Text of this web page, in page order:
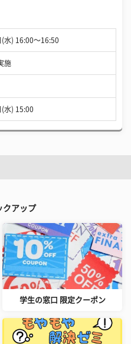
水) 16:00〜16:50
施
水) 15:00
クアップ
学生の窓口 限定クーポン